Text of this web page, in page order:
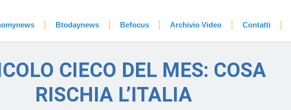
Btodaynews Befocus Archivio Video Contatti
CIECO DEL MES: COSA
RISCHIA L’ITALIA